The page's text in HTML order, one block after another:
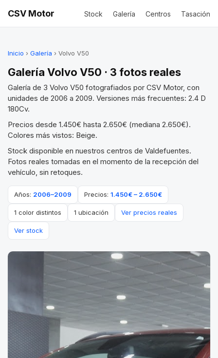
CSV Motor Stock Galería Centros Tasación
Inicio › Galería › Volvo V50
Galería Volvo V50 · 3 fotos reales
Galería de 3 Volvo V50 fotografiados por CSV Motor, con
unidades de 2006 a 2009. Versiones más frecuentes: 2.4 D
180Cv.
Precios desde 1.450€ hasta 2.650€ (mediana 2.650€).
Colores más vistos: Beige.
Stock disponible en nuestros centros de Valdefuentes.
Fotos reales tomadas en el momento de la recepción del
vehículo, sin retoques.
Años: 2006–2009 Precios: 1.450€ – 2.650€
1 color distintos 1 ubicación Ver precios reales
Ver stock